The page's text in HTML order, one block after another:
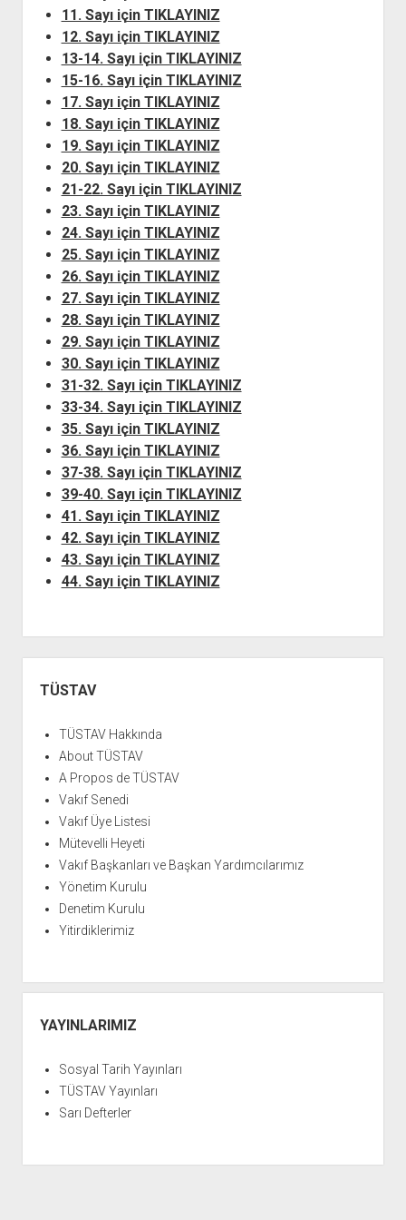
YURTDIŞI KİTAPLIĞI
ATTF KİTAPLIĞI
FİDEF KİTAPLIĞI
TDF KİTAPLIĞI
GDF KİTAPLIĞI
11. Sayı için TIKLAYINIZ
12. Sayı için TIKLAYINIZ
13-14. Sayı için TIKLAYINIZ
15-16. Sayı için TIKLAYINIZ
17. Sayı için TIKLAYINIZ
18. Sayı için TIKLAYINIZ
19. Sayı için TIKLAYINIZ
20. Sayı için TIKLAYINIZ
21-22. Sayı için TIKLAYINIZ
23. Sayı için TIKLAYINIZ
24. Sayı için TIKLAYINIZ
25. Sayı için TIKLAYINIZ
26. Sayı için TIKLAYINIZ
27. Sayı için TIKLAYINIZ
28. Sayı için TIKLAYINIZ
29. Sayı için TIKLAYINIZ
30. Sayı için TIKLAYINIZ
31-32. Sayı için TIKLAYINIZ
33-34. Sayı için TIKLAYINIZ
35. Sayı için TIKLAYINIZ
36. Sayı için TIKLAYINIZ
37-38. Sayı için TIKLAYINIZ
39-40. Sayı için TIKLAYINIZ
41. Sayı için TIKLAYINIZ
42. Sayı için TIKLAYINIZ
43. Sayı için TIKLAYINIZ
44. Sayı için TIKLAYINIZ
Menü
TÜSTAV
TÜSTAV Hakkında
About TÜSTAV
A Propos de TÜSTAV
Vakıf Senedi
Vakıf Üye Listesi
Mütevelli Heyeti
Vakıf Başkanları ve Başkan Yardımcılarımız
Yönetim Kurulu
Denetim Kurulu
Yitirdiklerimiz
YAYINLARIMIZ
Sosyal Tarih Yayınları
TÜSTAV Yayınları
Sarı Defterler